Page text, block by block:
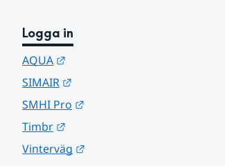
Logga in
AQUA
SIMAIR
SMHI Pro
Timbr
Vinterväg